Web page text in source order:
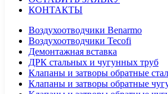
КОНТАКТЫ
Воздухоотводчики Benarmo
Воздухоотводчики Tecofi
Демонтажная вставка
ДРК стальных и чугунных труб
Клапаны и затворы обратные
Клапаны и затворы обратные